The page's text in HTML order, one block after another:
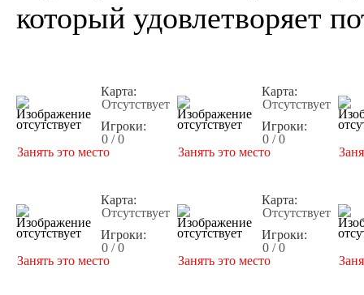
который удовлетворяет
Карта:
Отсутствует
Игроки:
0 / 0
Занять это место
Карта:
Отсутствует
Игроки:
0 / 0
Занять это место
Карта:
Отсутствует
Игроки:
0 / 0
Занять это место
Карта:
Отсутствует
Игроки:
0 / 0
Занять это место